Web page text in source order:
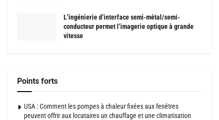
L’ingénierie d’interface semi-métal/semi-
conducteur permet l’imagerie optique à grande
vitesse
Points forts
USA : Comment les pompes à chaleur fixées aux fenêtres
peuvent offrir aux locataires un chauffage et une climatisation